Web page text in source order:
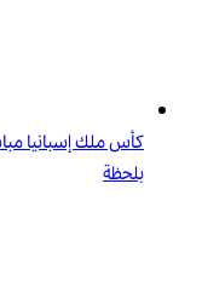
كأس ملك إسبانيا
بلحظة